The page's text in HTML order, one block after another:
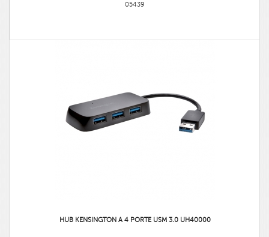
05439
HUB KENSINGTON A 4 PORTE USM 3.0 UH40000